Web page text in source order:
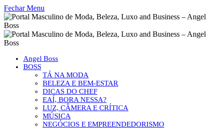
Fechar Menu
Angel Boss
BOSS
TÁ NA MODA
BELEZA E BEM-ESTAR
DICAS DO CHEF
EAÍ, BORA NESSA?
LUZ, CÂMERA E CRÍTICA
MÚSICA
NEGÓCIOS E EMPREENDEDORISMO